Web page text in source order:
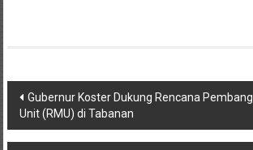
Navigasi
pos
Gubernur Koster Dukung Rencana
Unit (RMU) di Tabanan